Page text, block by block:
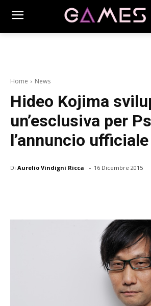
Home News
Hideo Kojima
un’esclusiva per
l’annuncio
Di Aurelio Vindigni Ricca - 16 Dicembre 2015